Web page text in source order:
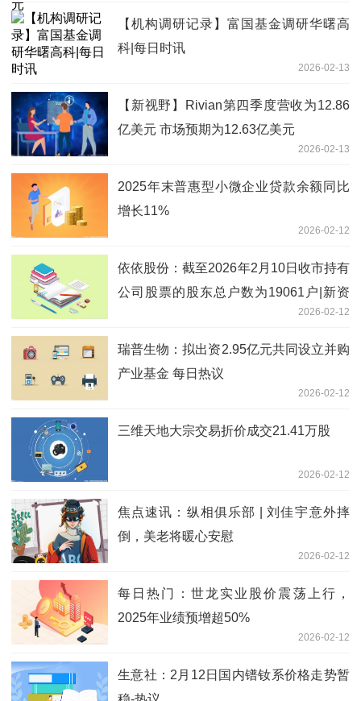
【机构调研记录】富国基金调研华曙高
科|每日时讯
2026-02-13
【新视野】Rivian第四季度营收为12.86
亿美元 市场预期为12.63亿美元
2026-02-13
2025年末普惠型小微企业贷款余额同比
增长11%
2026-02-12
依依股份：截至2026年2月10日收市持有
公司股票的股东总户数为19061户|新资
2026-02-12
瑞普生物：拟出资2.95亿元共同设立并购
产业基金 每日热议
2026-02-12
三维天地大宗交易折价成交21.41万股
2026-02-12
焦点速讯：纵相俱乐部 | 刘佳宇‌意外摔
倒，美老将暖心安慰
2026-02-12
每日热门：世龙实业股价震荡上行，
2025年业绩预增超50%
2026-02-12
生意社：2月12日国内镨钕系价格走势暂